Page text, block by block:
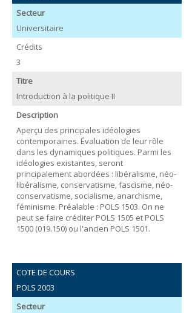
Secteur
Universitaire
Crédits
3
Titre
Introduction à la politique II
Description
Aperçu des principales idéologies
contemporaines. Évaluation de leur rôle
dans les dynamiques politiques. Parmi les
idéologies existantes, seront
principalement abordées : libéralisme, néo-
libéralisme, conservatisme, fascisme, néo-
conservatisme, socialisme, anarchisme,
féminisme. Préalable : POLS 1503. On ne
peut se faire créditer POLS 1505 et POLS
1500 (019.150) ou l'ancien POLS 1501.
COTE DE COURS
POLS 2003
Secteur